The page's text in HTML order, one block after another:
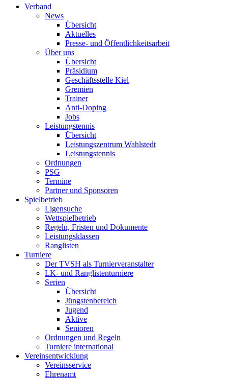
Verband
News
Übersicht
Aktuelles
Presse- und Öffentlichkeitsarbeit
Über uns
Übersicht
Präsidium
Geschäftsstelle Kiel
Gremien
Trainer
Anti-Doping
Jobs
Leistungstennis
Übersicht
Leistungszentrum Wahlstedt
Leistungstennis
Ordnungen
PSG
Termine
Partner und Sponsoren
Spielbetrieb
Ligensuche
Wettspielbetrieb
Regeln, Fristen und Dokumente
Leistungsklassen
Ranglisten
Turniere
Der TVSH als Turnierveranstalter
LK- und Ranglistenturniere
Serien
Übersicht
Jüngstenbereich
Jugend
Aktive
Senioren
Ordnungen und Regeln
Turniere international
Vereinsentwicklung
Vereinsservice
Ehrenamt